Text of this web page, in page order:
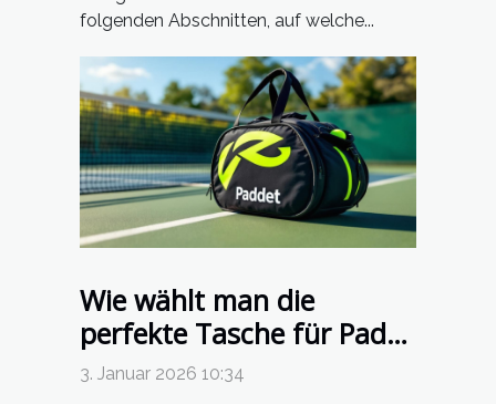
folgenden Abschnitten, auf welche...
Wie wählt man die
perfekte Tasche für Padel-
Spieler aus?
3. Januar 2026 10:34